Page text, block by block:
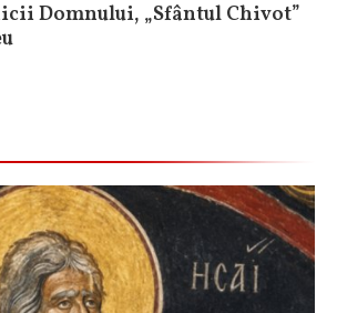
Domnului, „Sfântul Chivot”